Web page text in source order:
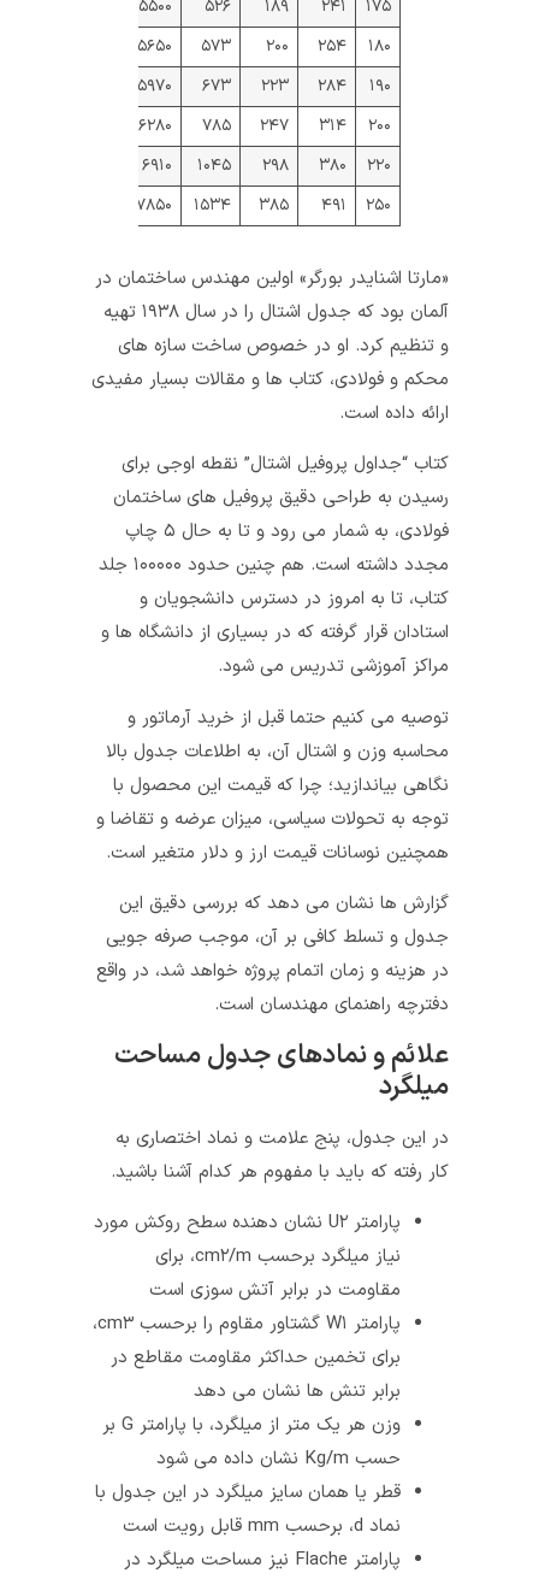
۱۸۹ ۵۲۶
۵۵۰۰
۲۰۰ ۵۷۳
۵۶۵۰
۲۲۳ ۶۷۳
۵۹۷۰
۲۴۷ ۷۸۵
۶۲۸۰
۲۹۸ ۱۰۴۵
۶۹۱۰
۳۸۵ ۱۵۳۴ ۷۸۵۰
«مارتا اشنایدر بورگر» اولین مهندس ساختمان در
آلمان بود که جدول اشتال را در سال ۱۹۳۸ تهیه
و تنظیم کرد. او در خصوص ساخت سازه های
محکم و فولادی، کتاب ها و مقالات بسیار مفیدی
ارائه داده است.
کتاب “جداول پروفیل اشتال” نقطه اوجی برای
رسیدن به طراحی دقیق پروفیل های ساختمان
فولادی، به شمار می رود و تا به حال ۵ چاپ
مجدد داشته است. هم چنین حدود ۱۰۰۰۰۰ جلد
کتاب، تا به امروز در دسترس دانشجویان و
استادان قرار گرفته که در بسیاری از دانشگاه ها و
مراکز آموزشی تدریس می شود.
توصیه می کنیم حتما قبل از خرید آرماتور و
محاسبه وزن و اشتال آن، به اطلاعات جدول بالا
نگاهی بیاندازید؛ چرا که قیمت این محصول با
توجه به تحولات سیاسی، میزان عرضه و تقاضا و
همچنین نوسانات قیمت ارز و دلار متغیر است.
گزارش ها نشان می دهد که بررسی دقیق این
جدول و تسلط کافی بر آن، موجب صرفه جویی
در هزینه و زمان اتمام پروژه خواهد شد، در واقع
دفترچه راهنمای مهندسان است.
علائم و نمادهای جدول مساحت
در این جدول، پنج علامت و نماد اختصاری به
کار رفته که باید با مفهوم هر کدام آشنا باشید.
پارامتر U۲ نشان دهنده سطح روکش مورد
نیاز میلگرد برحسب cm۲/m، برای
مقاومت در برابر آتش سوزی است
پارامتر W۱ گشتاور مقاوم را برحسب cm۳،
برای تخمین حداکثر مقاومت مقاطع در
برابر تنش ها نشان می دهد
وزن هر یک متر از میلگرد، با پارامتر G بر
قطر یا همان سایز میلگرد در این جدول با
پارامتر Flache نیز مساحت میلگرد در